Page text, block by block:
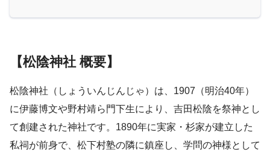
【松陰神社 概要】
松陰神社（しょういんじんじゃ）は、1907（明治40年）
に伊藤博文や野村靖ら門下生により、吉田松陰を祭神とし
て創建された神社です。1890年に実家・杉家が建立した
私祠が前身で、松下村塾の隣に鎮座し、学問の神様として